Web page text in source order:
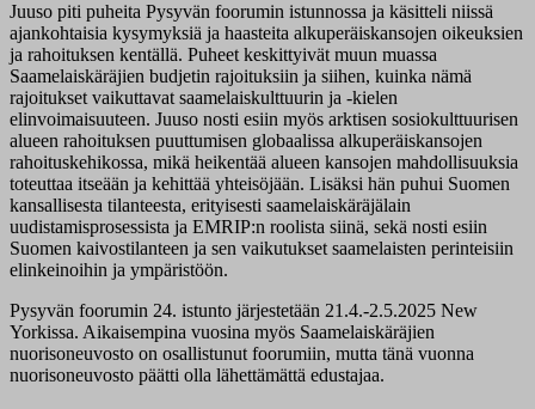
Juuso piti puheita Pysyvän foorumin istunnossa ja käsitteli niissä
ajankohtaisia kysymyksiä ja haasteita alkuperäiskansojen oikeuksien
ja rahoituksen kentällä. Puheet keskittyivät muun muassa
Saamelaiskäräjien budjetin rajoituksiin ja siihen, kuinka nämä
rajoitukset vaikuttavat saamelaiskulttuurin ja -kielen
elinvoimaisuuteen. Juuso nosti esiin myös arktisen sosiokulttuurisen
alueen rahoituksen puuttumisen globaalissa alkuperäiskansojen
rahoituskehikossa, mikä heikentää alueen kansojen mahdollisuuksia
toteuttaa itseään ja kehittää yhteisöjään. Lisäksi hän puhui Suomen
kansallisesta tilanteesta, erityisesti saamelaiskäräjälain
uudistamisprosessista ja EMRIP:n roolista siinä, sekä nosti esiin
Suomen kaivostilanteen ja sen vaikutukset saamelaisten perinteisiin
elinkeinoihin ja ympäristöön.
Pysyvän foorumin 24. istunto järjestetään 21.4.-2.5.2025 New
Yorkissa. Aikaisempina vuosina myös Saamelaiskäräjien
nuorisoneuvosto on osallistunut foorumiin, mutta tänä vuonna
nuorisoneuvosto päätti olla lähettämättä edustajaa.